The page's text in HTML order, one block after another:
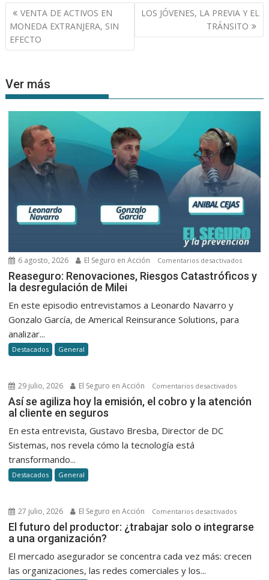
Navegación
de
entradas
VENTA DE ACTIVOS EN
MONEDA EXTRANJERA, SIN
EFECTO
LOS JÓVENES, LA PREVIA Y EL
TRÁNSITO
Ver más
6 agosto, 2026 El Seguro en Acción Comentarios desactivadosen
Reaseguro: Renovaciones, Riesgos Catastróficos y
la desregulación de Milei
En este episodio entrevistamos a Leonardo Navarro y
Gonzalo García, de Americal Reinsurance Solutions, para
analizar...
Destacados General
29 julio, 2026 El Seguro en Acción Comentarios desactivadosen
Así
atención
cliente
Así se agiliza hoy la emisión, el cobro y la atención
al cliente en seguros
En esta entrevista, Gustavo Bresba, Director de DC
Sistemas, nos revela cómo la tecnología está
transformando...
Destacados General
27 julio, 2026 El Seguro en Acción Comentarios desactivadosen
El
El futuro del productor: ¿trabajar solo o integrarse
a una organización?
El mercado asegurador se concentra cada vez más: crecen
las organizaciones, las redes comerciales y los...